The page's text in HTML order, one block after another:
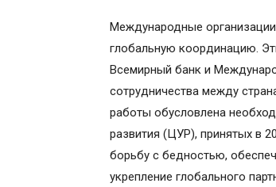
Международные
глобальную координацию.
Всемирный банк и
сотрудничества между
работы обусловлена
развития (ЦУР), принятых в
борьбу с бедностью,
укрепление глобального